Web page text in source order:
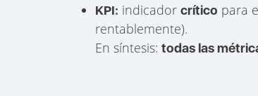
KPI: indicadorcrítico para
rentablemente).
En síntesis:todas las